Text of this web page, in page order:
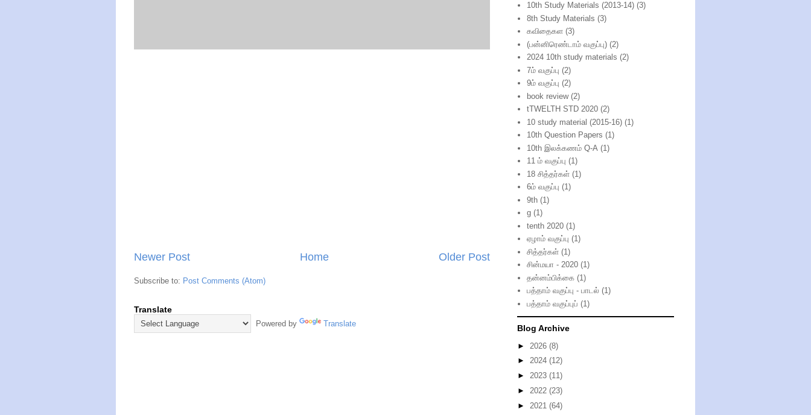
Newer Post Older Post
Home
Subscribe to: Post Comments (Atom)
Translate
Powered by Translate
10th Study Materials (2013-14) (3)
8th Study Materials (3)
கவிதைகள (3)
(பன்னிரெண்டாம் வகுப்பு) (2)
2024 10th study materials (2)
7ம் வகுப்பு (2)
9ம் வகுப்பு (2)
book review (2)
tTWELTH STD 2020 (2)
10 study material (2015-16) (1)
10th Question Papers (1)
10th இலக்கணம் Q-A (1)
11 ம் வகுப்பு (1)
18 சித்தர்கள் (1)
6ம் வகுப்பு (1)
9th (1)
g (1)
tenth 2020 (1)
ஏழாம் வகுப்பு (1)
சித்தர்கள் (1)
சின்மயா - 2020 (1)
தன்னம்பிக்கை (1)
பத்தாம் வகுப்பு - பாடல் (1)
பத்தாம் வகுப்புப் (1)
Blog Archive
► 2026 (8)
► 2024 (12)
► 2023 (11)
► 2022 (23)
► 2021 (64)